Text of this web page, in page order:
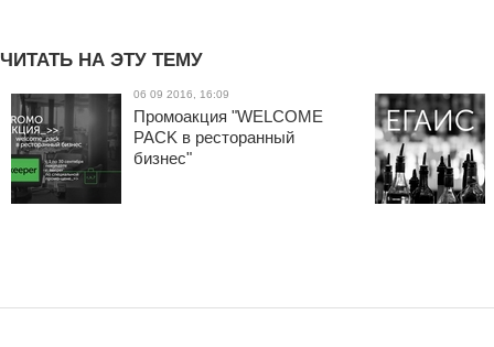
ЧИТАТЬ НА ЭТУ ТЕМУ
06 09 2016, 16:09
Промоакция "WELCOME
PACK в ресторанный
бизнес"